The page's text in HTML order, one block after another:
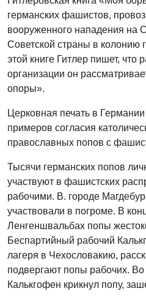
германских фашистов,
вооруженного нападения
Советской страны в колонию
этой книге Гитлер пишет, что
организации он
опоры».
Церковная печать в
примеров согласия
православных попов с
Тысячи германских попов
участвуют в фашистских
рабочими. В. городе
участвовали в погроме. В
Ленгеншвальбах попы
Беспартийный рабочий
лагеря в Чехословакию,
подвергают попы рабочих.
Калькгофен крикнул попу,